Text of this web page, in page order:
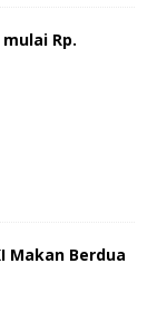
Rp.
Makan Berdua